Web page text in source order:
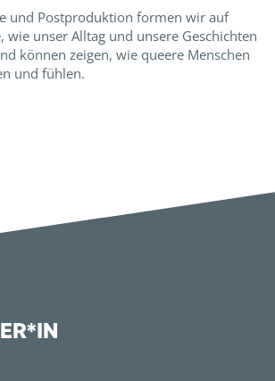
und Postproduktion formen wir auf
wie unser Alltag und unsere Geschichten
können zeigen, wie queere Menschen
und fühlen.